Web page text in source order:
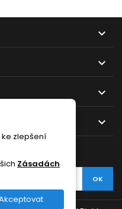




zlepšení
Zásadách